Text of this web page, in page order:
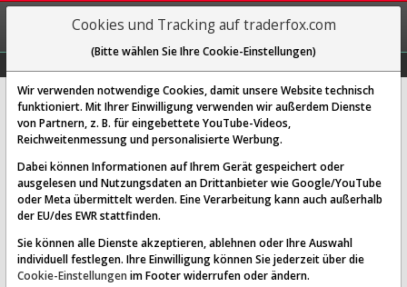
REGIS-
TRIEREN
CNO Financial Group Inc.
[CNO | WKN A1CYFY | ISIN US12621E1038]
55,212 $ -0,48 %
Echtzeit-Aktienkurs 07.08.2026 19:58 Uhr
BID:54,814 $
Website:
http://www.conseco.mediaroom.com
Sektor:
Financial Services / Insurance - Life
Cookies und Tracking auf traderfox.com
(Bitte wählen Sie Ihre Cookie-Einstellungen)
Wir verwenden notwendige Cookies, damit unsere Website technisch
funktioniert. Mit Ihrer Einwilligung verwenden wir außerdem Dienste
von Partnern, z. B. für eingebettete YouTube-Videos,
Reichweitenmessung und personalisierte Werbung.
Dabei können Informationen auf Ihrem Gerät gespeichert oder
ausgelesen und Nutzungsdaten an Drittanbieter wie Google/YouTube
oder Meta übermittelt werden. Eine Verarbeitung kann auch außerhalb
der EU/des EWR stattfinden.
Sie können alle Dienste akzeptieren, ablehnen oder Ihre Auswahl
individuell festlegen. Ihre Einwilligung können Sie jederzeit über die
Cookie-Einstellungen im Footer widerrufen oder ändern.